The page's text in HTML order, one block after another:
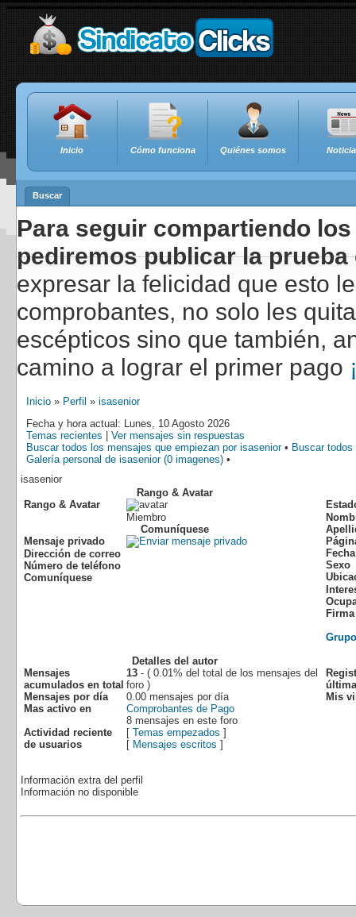
Inicio Cómo funciona Quiénes somos
Buscar
Para seguir compartiendo
pediremos publicar la
expresar la felicidad que esto
comprobantes, no solo les
escépticos sino que también,
camino a lograr el primer pago
Inicio » Perfil » isasenior
Fecha y hora actual: Lunes, 10 Agosto 2026
Temas recientes
Ver mensajes sin respuestas
Buscar todos los mensajes que empiezan por isasenior• Buscar
Galería personal de isasenior (0 imagenes) •
isasenior
Rango & Avatar
Rango & Avatar
Miembro
Comuníquese
Mensaje privado
Dirección de correo
Número de teléfono
Comuníquese
Sexo
Firma
Detalles del autor
Mensajes
acumulados en total
13 - ( 0.01% del total de los mensajes del
foro )
Mensajes por día
0.00 mensajes por día
Mas activo en
Comprobantes de Pago
8 mensajes en este foro
Actividad reciente
de usuarios
[ Temas empezados ]
[ Mensajes escritos ]
Mis
Información extra del perfil
Información no disponible